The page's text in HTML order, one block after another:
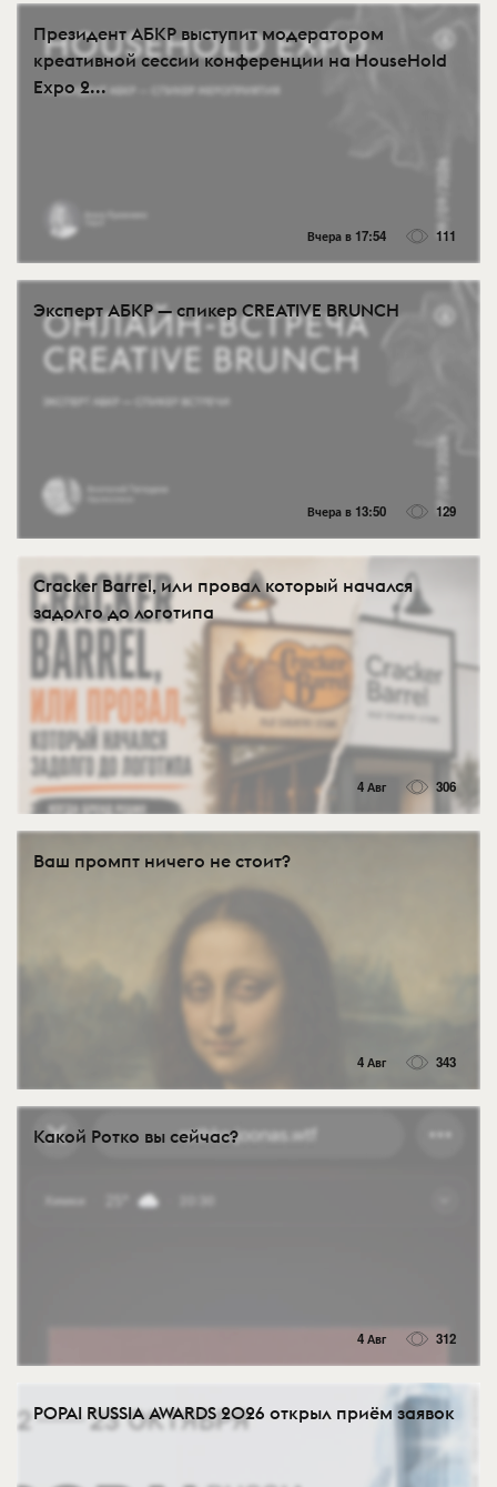
Президент АБКР выступит модератором
креативной сессии конференции на HouseHold
Expo 2...
Вчера в 17:54 111
Эксперт АБКР — спикер CREATIVE BRUNCH
Вчера в 13:50 129
Cracker Barrel, или провал который начался
задолго до логотипа
4 Авг 306
Ваш промпт ничего не стоит?
4 Авг 343
Какой Ротко вы сейчас?
4 Авг 312
POPAI RUSSIA AWARDS 2026 открыл приём заявок